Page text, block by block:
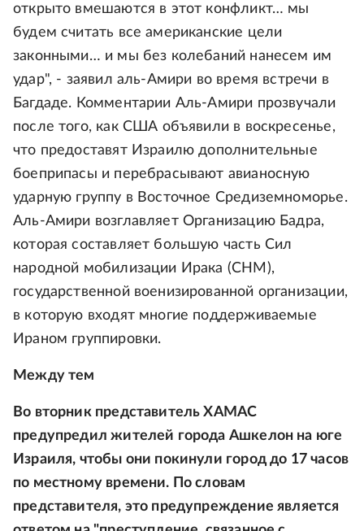
открыто вмешаются в этот конфликт… мы
будем считать все американские цели
законными… и мы без колебаний нанесем им
удар", - заявил аль-Амири во время встречи в
Багдаде. Комментарии Аль-Амири прозвучали
после того, как США объявили в воскресенье,
что предоставят Израилю дополнительные
боеприпасы и перебрасывают авианосную
ударную группу в Восточное Средиземноморье.
Аль-Амири возглавляет Организацию Бадра,
которая составляет большую часть Сил
народной мобилизации Ирака (СНМ),
государственной военизированной организации,
в которую входят многие поддерживаемые
Ираном группировки.
Между тем
Во вторник представитель ХАМАС
предупредил жителей города Ашкелон на юге
Израиля, чтобы они покинули город до 17 часов
по местному времени. По словам
представителя, это предупреждение является